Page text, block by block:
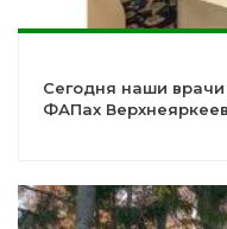
Сегодня наши
ФАПах